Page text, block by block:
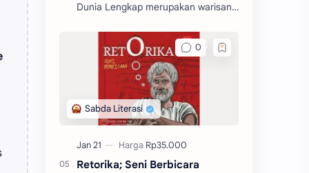
Dunia Lengkap merupakan warisan
memberikan gambaran yang begitu
jelas tentang sejarah dunia.
Retorika; Seni Berbicara